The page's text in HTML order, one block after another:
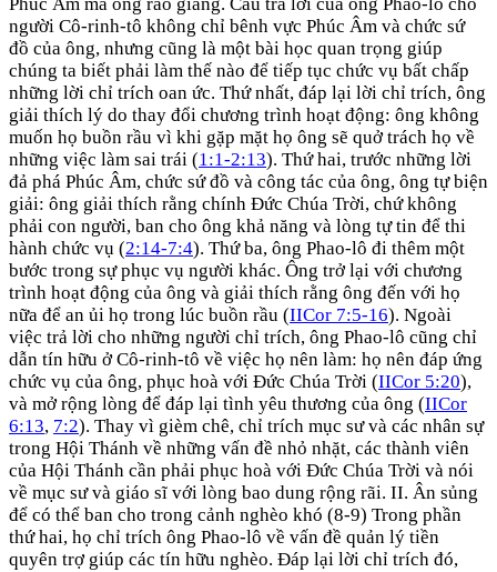
người Cô-rinh-tô không chỉ bênh vực Phúc Âm và chức sứ
đồ của ông, nhưng cũng là một bài học quan trọng giúp
chúng ta biết phải làm thế nào để tiếp tục chức vụ bất chấp
những lời chỉ trích oan ức. Thứ nhất, đáp lại lời chỉ trích, ông
giải thích lý do thay đổi chương trình hoạt động: ông không
muốn họ buồn rầu vì khi gặp mặt họ ông sẽ quở trách họ về
những việc làm sai trái (1:1-2:13). Thứ hai, trước những lời
đả phá Phúc Âm, chức sứ đồ và công tác của ông, ông tự biện
giải: ông giải thích rằng chính Đức Chúa Trời, chứ không
phải con người, ban cho ông khả năng và lòng tự tin để thi
hành chức vụ (2:14-7:4). Thứ ba, ông Phao-lô đi thêm một
bước trong sự phục vụ người khác. Ông trở lại với chương
trình hoạt động của ông và giải thích rằng ông đến với họ
nữa để an ủi họ trong lúc buồn rầu (IICor 7:5-16). Ngoài
việc trả lời cho những người chỉ trích, ông Phao-lô cũng chỉ
dẫn tín hữu ở Cô-rinh-tô về việc họ nên làm: họ nên đáp ứng
chức vụ của ông, phục hoà với Đức Chúa Trời (IICor 5:20),
và mở rộng lòng để đáp lại tình yêu thương của ông (IICor
6:13, 7:2). Thay vì gièm chê, chỉ trích mục sư và các nhân sự
trong Hội Thánh về những vấn đề nhỏ nhặt, các thành viên
của Hội Thánh cần phải phục hoà với Đức Chúa Trời và nói
về mục sư và giáo sĩ với lòng bao dung rộng rãi. II. Ân sủng
để có thể ban cho trong cảnh nghèo khó (8-9) Trong phần
thứ hai, họ chỉ trích ông Phao-lô về vấn đề quản lý tiền
quyên trợ giúp các tín hữu nghèo. Đáp lại lời chỉ trích đó,